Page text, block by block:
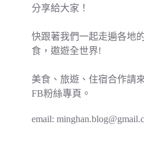
分享給大家！
快跟著我們一起走遍各地
食，遨遊全世界!
美食、旅遊、住宿合作請
FB粉絲專頁。
email: